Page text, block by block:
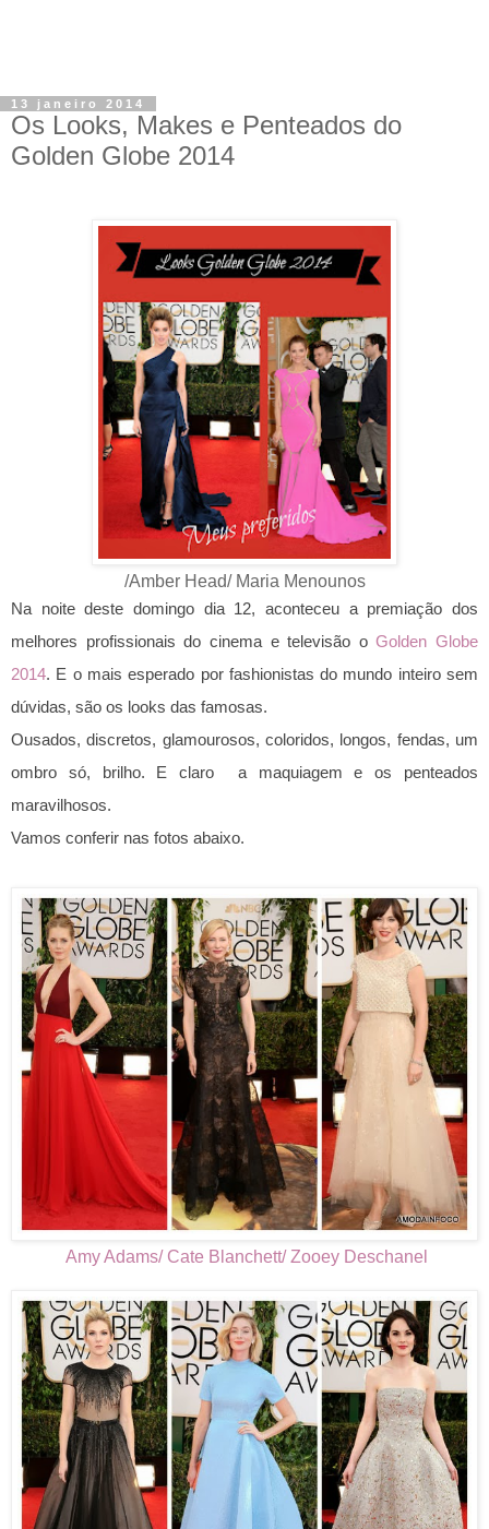
13 janeiro 2014
Os Looks, Makes e Penteados do
Golden Globe 2014
/Amber Head/ Maria Menounos
Na noite deste domingo dia 12, aconteceu a premiação dos
melhores profissionais do cinema e televisão oGolden Globe
2014. E o mais esperado por fashionistas do mundo inteiro sem
dúvidas, são os looks das famosas.
Ousados, discretos, glamourosos, coloridos, longos, fendas, um
ombro só, brilho. E claro a maquiagem e os penteados
maravilhosos.
Vamos conferir nas fotos abaixo.
Amy Adams/ Cate Blanchett/ Zooey Deschanel